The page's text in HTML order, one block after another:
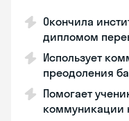
Окончила
дипломом
Использует
преодоления
Помогает
коммуникации